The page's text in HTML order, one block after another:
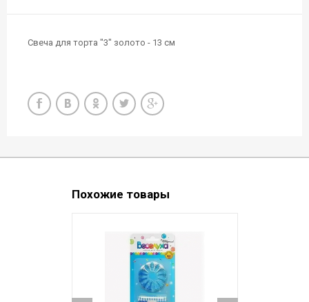
Свеча для торта "3" золото - 13 см
Похожие товары